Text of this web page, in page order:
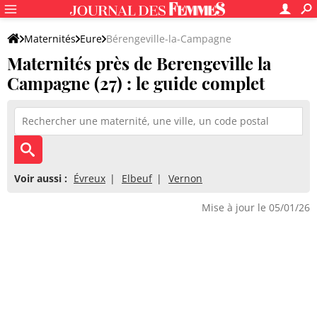
Maternités Eure Bérengeville-la-Campagne
Maternités près de Berengeville la
Campagne (27) : le guide complet
Voir aussi : Évreux Elbeuf Vernon
Mise à jour le 05/01/26